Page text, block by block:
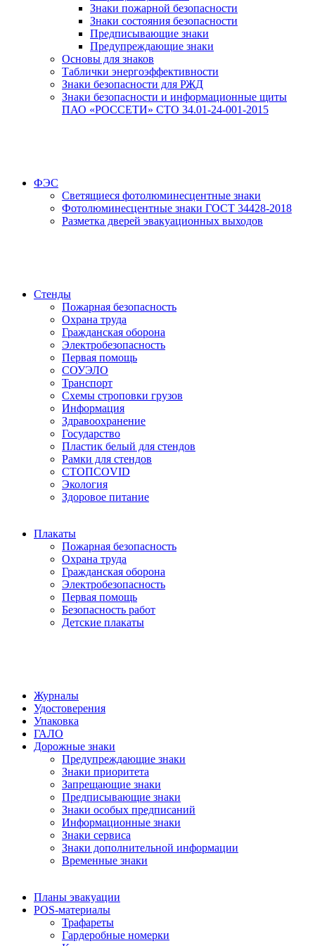
Знаки пожарной безопасности
Знаки состояния безопасности
Предписывающие знаки
Предупреждающие знаки
Основы для знаков
Таблички энергоэффективности
Знаки безопасности для РЖД
Знаки безопасности и информационные щиты
ПАО «РОССЕТИ» СТО 34.01-24-001-2015
ФЭС
Светящиеся фотолюминесцентные знаки
Фотолюминесцентные знаки ГОСТ 34428-2018
Разметка дверей эвакуационных выходов
Стенды
Пожарная безопасность
Охрана труда
Гражданская оборона
Электробезопасность
Первая помощь
СОУЭЛО
Транспорт
Схемы строповки грузов
Информация
Здравоохранение
Государство
Пластик белый для стендов
Рамки для стендов
СТОПCOVID
Экология
Здоровое питание
Плакаты
Пожарная безопасность
Охрана труда
Гражданская оборона
Электробезопасность
Первая помощь
Безопасность работ
Детские плакаты
Журналы
Удостоверения
Упаковка
ГАЛО
Дорожные знаки
Предупреждающие знаки
Знаки приоритета
Запрещающие знаки
Предписывающие знаки
Знаки особых предписаний
Информационные знаки
Знаки сервиса
Знаки дополнительной информации
Временные знаки
Планы эвакуации
POS-материалы
Трафареты
Гардеробные номерки